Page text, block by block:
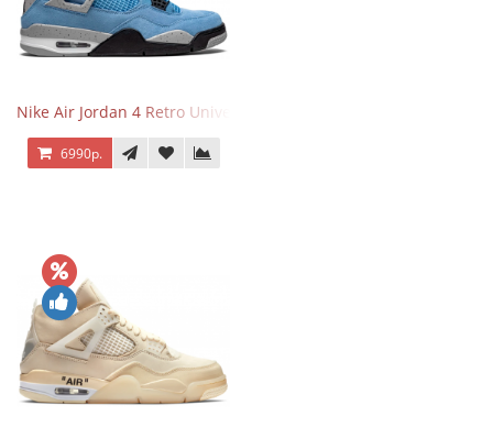
Nike Air Jordan 4 Retro University Blue
6990р.